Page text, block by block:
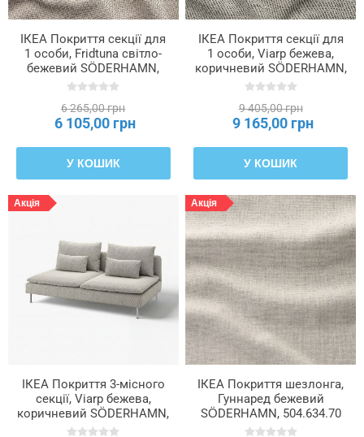
ІКЕА Покриття секції для
1 особи, Fridtuna світло-
бежевий SÖDERHAMN,
705.190.08
6 265,00 грн
6 105,00 грн
У КОШИК
ІКЕА Покриття секції для
1 особи, Viarp бежева,
коричневий SÖDERHAMN,
904.544.97
9 405,00 грн
9 165,00 грн
У КОШИК
Акція
ІКЕА Покриття 3-місного
секції, Viarp бежева,
коричневий SÖDERHAMN,
304.544.81
Акція
ІКЕА Покриття шезлонга,
Гуннаред бежевий
SÖDERHAMN, 504.634.70